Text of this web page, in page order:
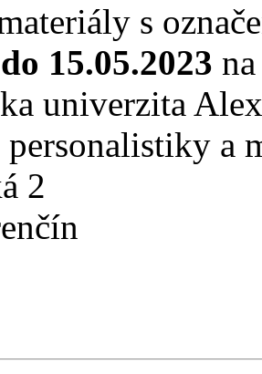
s
do 15.05.2023
univerzita
personalistiky a
2